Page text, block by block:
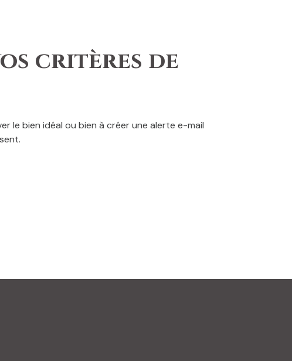
critères de
le bien idéal ou bien à créer une alerte e-mail